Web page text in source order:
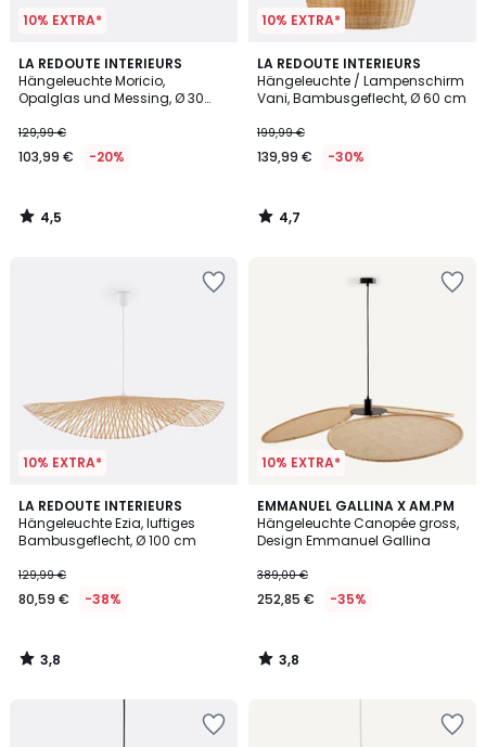
10% EXTRA*
LA REDOUTE INTERIEURS
Hängeleuchte Moricio,
Opalglas und Messing, Ø 30
129,99 €
103,99 € -20%
4,5
/ 5
4,5
/
10% EXTRA*
LA REDOUTE INTERIEURS
Hängeleuchte / Lampenschirm
Vani, Bambusgeflecht, Ø 60 cm
199,99 €
139,99 € -30%
4,7
/ 5
4,7
/
10% EXTRA*
LA REDOUTE INTERIEURS
Hängeleuchte Ezia, luftiges
Bambusgeflecht, Ø 100 cm
129,99 €
80,59 € -38%
3,8
/ 5
3,8
/
10% EXTRA*
EMMANUEL GALLINA X AM.PM
Hängeleuchte Canopée gross,
Design Emmanuel Gallina
389,00 €
252,85 € -35%
3,8
/ 5
3,8
/